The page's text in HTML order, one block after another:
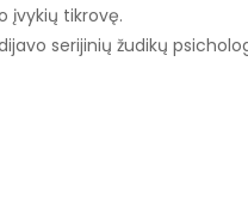
įvykių tikrovę.
serijinių žudikų